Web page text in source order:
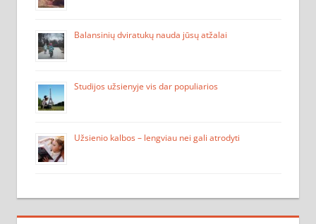
Balansinių dviratukų nauda jūsų atžalai
Studijos užsienyje vis dar populiarios
Užsienio kalbos – lengviau nei gali atrodyti